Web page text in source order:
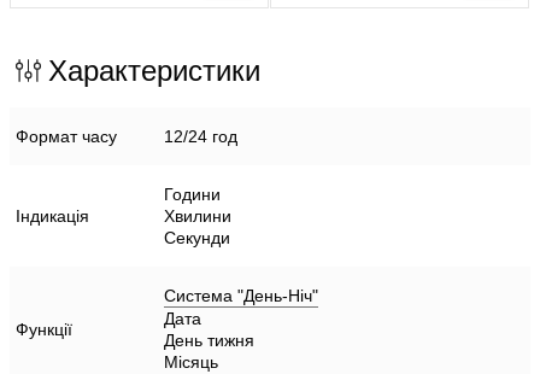
Характеристики
Формат часу 12/24 год
Індикація
Години
Хвилини
Секунди
Функції
Система "День-Ніч"
Дата
День тижня
Місяць